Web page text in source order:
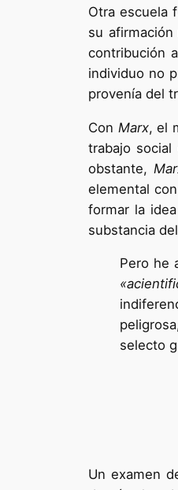
Otra escuela
su
contribución
individuo no
provenía del
Con Marx, el
trabajo
obstante,
elemental
formar la
substancia
Pero he
selecto
Un examen